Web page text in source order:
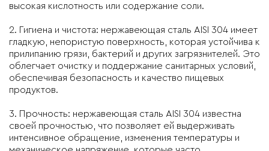
высокая кислотность или содержание соли.
2. Гигиена и чистота: нержавеющая сталь AISI 304 имеет
гладкую, непористую поверхность, которая устойчива к
прилипанию грязи, бактерий и других загрязнителей. Это
облегчает очистку и поддержание санитарных условий,
обеспечивая безопасность и качество пищевых
продуктов.
3. Прочность: нержавеющая сталь AISI 304 известна
своей прочностью, что позволяет ей выдерживать
интенсивное обращение, изменения температуры и